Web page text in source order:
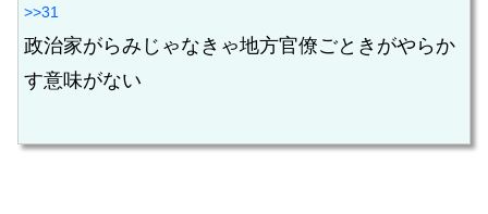
>>31
政治家がらみじゃなきゃ地方官僚ごときがやらか
す意味がない